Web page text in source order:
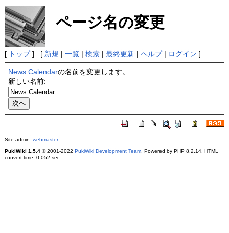
ページ名の変更
[ トップ] [ 新規 | 一覧| 検索| 最終更新| ヘルプ| ログイン ]
News Calendarの名前を変更します。
新しい名前:
Site admin: webmaster
PukiWiki 1.5.4© 2001-2022 PukiWiki Development Team. Powered by PHP 8.2.14. HTML
convert time: 0.052 sec.